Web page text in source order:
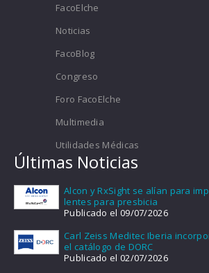
FacoElche
Noticias
FacoBlog
Congreso
Foro FacoElche
Multimedia
Utilidades Médicas
Últimas Noticias
Alcon y RxSight se alían para
lentes para presbicia
Publicado el 09/07/2026
Carl Zeiss Meditec Iberia
el catálogo de DORC
Publicado el 02/07/2026